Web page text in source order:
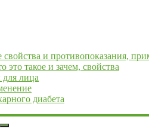
и противопоказания,
такое и зачем, свойства
для лица
диабета